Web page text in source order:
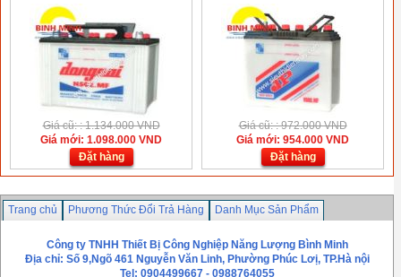
Giá cũ: : 1.134.000 VND
Giá mới: 1.098.000 VND
Đặt hàng
Giá cũ: : 972.000 VND
Giá mới: 954.000 VND
Đặt hàng
Trang chủ Phương Thức Đổi Trả Hàng
Danh Mục Sản Phẩm
Công ty TNHH Thiết Bị Công Nghiệp Năng Lượng Bình Minh
Địa chỉ: Số 9,Ngõ 461 Nguyễn Văn Linh, Phường Phúc Lơị, TP.Hà nội
Tel: 0904499667 - 0988764055